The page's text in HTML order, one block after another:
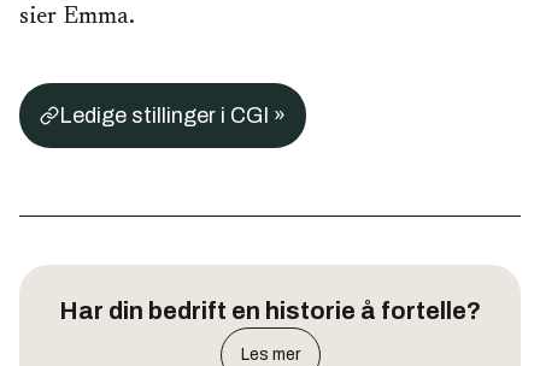
sier Emma.
Ledige stillinger i CGI »
Har din bedrift en historie å fortelle?
Les mer